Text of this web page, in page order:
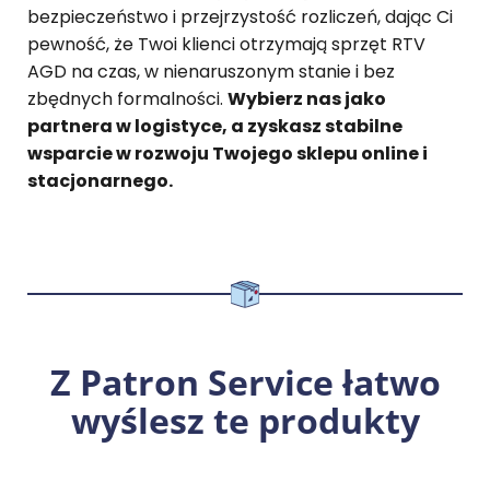
bezpieczeństwo i przejrzystość rozliczeń, dając Ci
pewność, że Twoi klienci otrzymają sprzęt RTV
AGD na czas, w nienaruszonym stanie i bez
zbędnych formalności. Wybierz nas jako
partnera w logistyce, a zyskasz stabilne
wsparcie w rozwoju Twojego sklepu online i
stacjonarnego.
Z Patron Service łatwo
wyślesz te produkty